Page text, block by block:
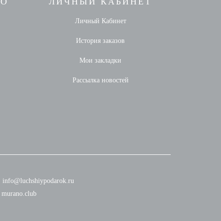
Личный Кабинет
История заказов
Мои закладки
Рассылка новостей
info@luchshiypodarok.ru
murano.club